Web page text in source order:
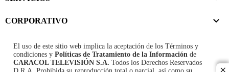
CORPORATIVO
El uso de este sitio web implica la aceptación de los Términos y
condiciones y Políticas de Tratamiento de la Información de
CARACOL TELEVISIÓN S.A. Todos los Derechos Reservados